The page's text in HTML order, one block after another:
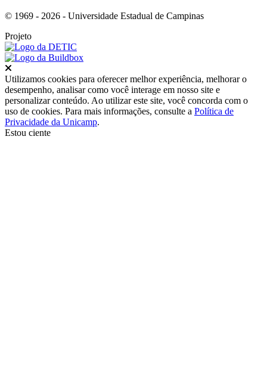
© 1969 - 2026 - Universidade Estadual de Campinas
Projeto
Utilizamos cookies para oferecer melhor experiência, melhorar o
desempenho, analisar como você interage em nosso site e
personalizar conteúdo. Ao utilizar este site, você concorda com o
uso de cookies. Para mais informações, consulte a Política de
Privacidade da Unicamp.
Estou ciente